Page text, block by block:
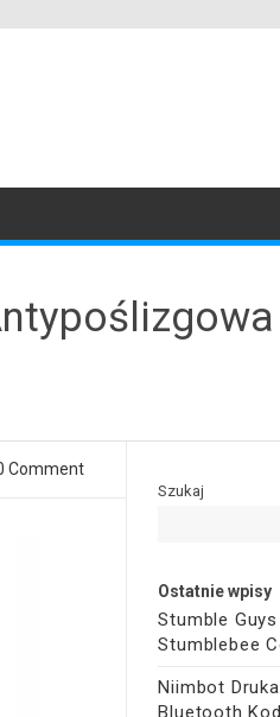
Comment
Szukaj
Ostatnie wpisy
Stumble
Stumblebee
Niimbot
Bluetooth